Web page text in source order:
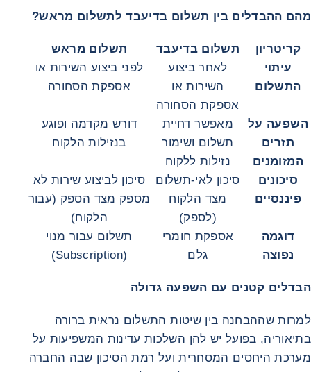
מהם ההבדלים בין תשלום בדיעבד לתשלום מראש?
קריטריון תשלום בדיעבד
תשלום מראש
עיתוי
התשלום
לאחר ביצוע
השירות או
אספקת הסחורה
לפני ביצוע השירות או
אספקת הסחורה
השפעה על
תזרים
המזומנים
מאפשר דחיית
תשלום ושימור
נזילות ללקוח
דורש מקדמה ופוגע
בנזילות הלקוח
סיכונים
פיננסיים
סיכון לאי‑תשלום
מצד הלקוח
(לספק)
סיכון לביצוע שירות לא
מספק מצד הספק (עבור
הלקוח)
דוגמה
נפוצה
אספקת חומרי
גלם
תשלום עבור מנוי
(Subscription)
הבדלים קטנים עם השפעה גדולה
למרות שההבחנה בין שיטות התשלום נראית ברורה
בתיאוריה, בפועל יש להן השלכות עדינות המשפיעות על
מערכת היחסים המסחרית ועל רמת הסיכון שבה החברה